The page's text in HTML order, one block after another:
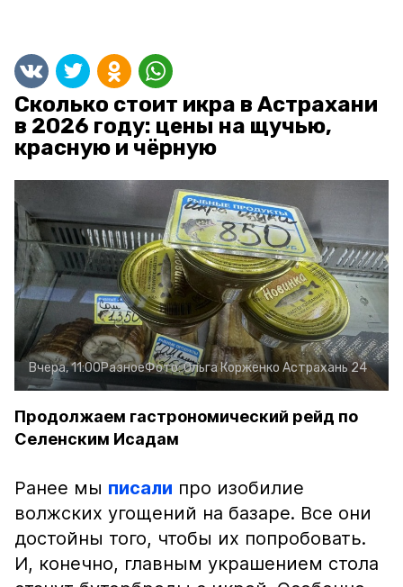
Сколько стоит икра в Астрахани
в 2026 году: цены на щучью,
красную и чёрную
Вчера, 11:00РазноеФото:Ольга Корженко Астрахань 24
Продолжаем гастрономический рейд по
Селенским Исадам
Ранее мы писали про изобилие
волжских угощений на базаре. Все они
достойны того, чтобы их попробовать.
И, конечно, главным украшением стола